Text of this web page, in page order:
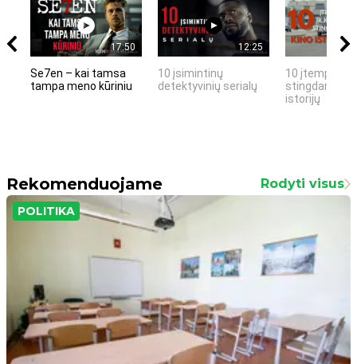
17:50
Se7en – kai tamsa
tampa meno kūriniu
12:25
10 įsimintinų
detektyvinių serialų
10 įtemptų,
stingdančių
istorijų
Rekomenduojame Rodyti visus
POLITIKA